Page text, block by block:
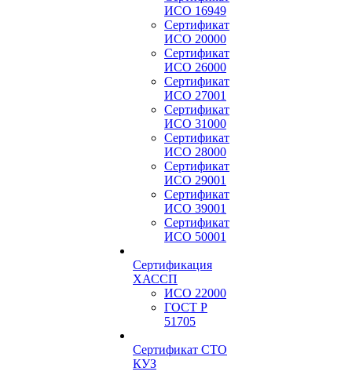
ИСО 16949
Сертификат
ИСО 20000
Сертификат
ИСО 26000
Сертификат
ИСО 27001
Сертификат
ИСО 31000
Сертификат
ИСО 28000
Сертификат
ИСО 29001
Сертификат
ИСО 39001
Сертификат
ИСО 50001
Сертификация
ХАССП
ИСО 22000
ГОСТ Р
51705
Сертификат СТО
КУЗ